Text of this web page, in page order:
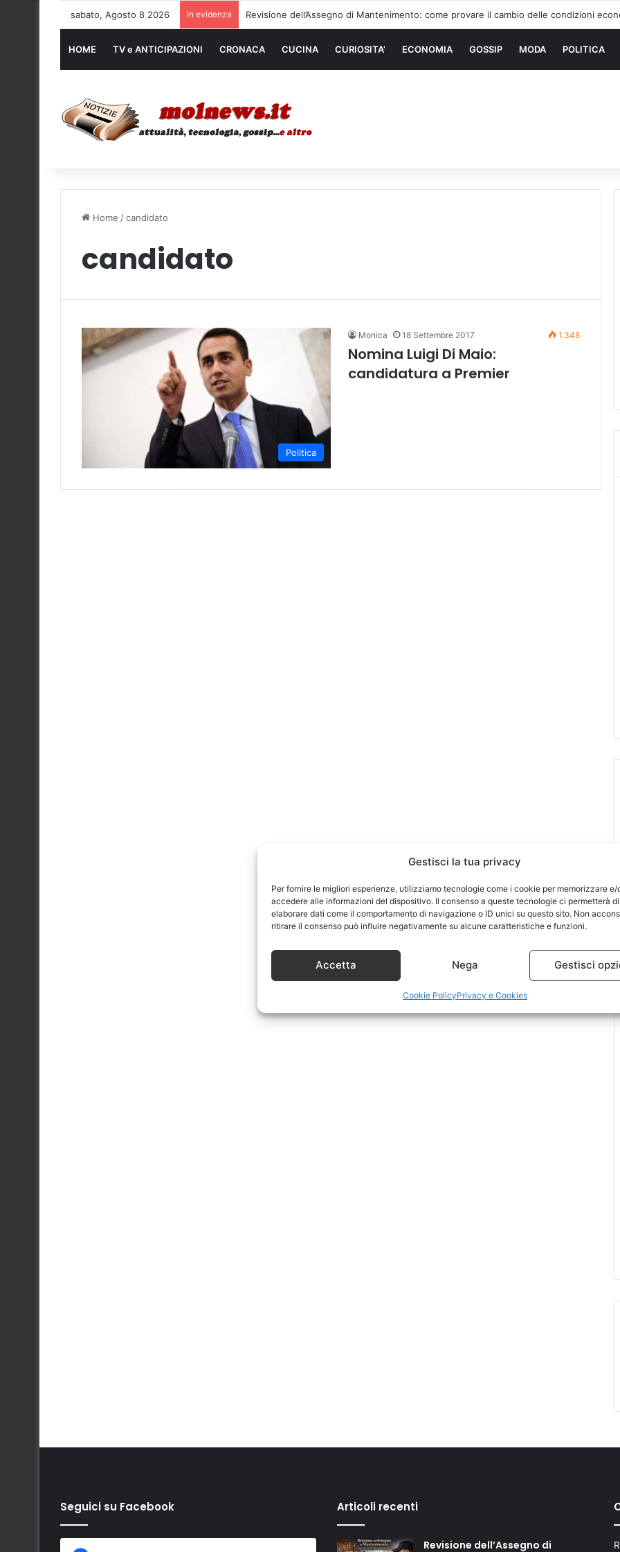
Gestisci la tua privacy
Per fornire le migliori esperienze, utilizziamo tecnologie come i cookie per memorizzare e/
accedere alle informazioni del dispositivo. Il consenso a queste tecnologie ci permetterà di
elaborare dati come il comportamento di navigazione o ID unici su questo sito. Non
ritirare il consenso può influire negativamente su alcune caratteristiche e funzioni.
Accetta Nega Gestisci
Cookie PolicyPrivacy e Cookies
sabato, Agosto 8 2026 In evidenza Noleggio mezzi di sollevamento: la migliore soluzione
HOME TV e ANTICIPAZIONI CRONACA CUCINA CURIOSITA’ ECONOMIA GOSSIP MODA POLITICA
Home /candidato
candidato
Politica
Monica 18 Settembre 2017 1.348
Nomina Luigi Di Maio:
candidatura a Premier
Seguici su Facebook Articoli recenti
Revisione dell’Assegno di